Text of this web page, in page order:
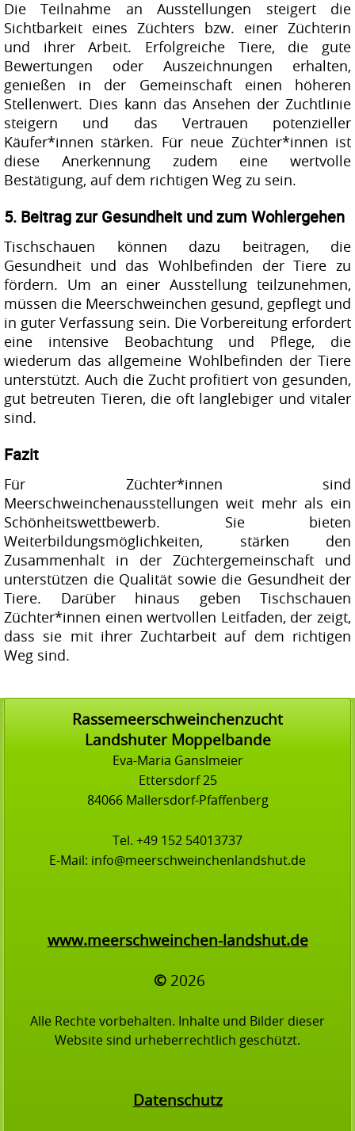
Die Teilnahme an Ausstellungen steigert die
Sichtbarkeit eines Züchters bzw. einer Züchterin
und ihrer Arbeit. Erfolgreiche Tiere, die gute
Bewertungen oder Auszeichnungen erhalten,
genießen in der Gemeinschaft einen höheren
Stellenwert. Dies kann das Ansehen der Zuchtlinie
steigern und das Vertrauen potenzieller
Käufer*innen stärken. Für neue Züchter*innen ist
diese Anerkennung zudem eine wertvolle
Bestätigung, auf dem richtigen Weg zu sein.
5. Beitrag zur Gesundheit und zum Wohlergehen
Tischschauen können dazu beitragen, die
Gesundheit und das Wohlbefinden der Tiere zu
fördern. Um an einer Ausstellung teilzunehmen,
müssen die Meerschweinchen gesund, gepflegt und
in guter Verfassung sein. Die Vorbereitung erfordert
eine intensive Beobachtung und Pflege, die
wiederum das allgemeine Wohlbefinden der Tiere
unterstützt. Auch die Zucht profitiert von gesunden,
gut betreuten Tieren, die oft langlebiger und vitaler
sind.
Fazit
Für Züchter*innen sind
Meerschweinchenausstellungen weit mehr als ein
Schönheitswettbewerb. Sie bieten
Weiterbildungsmöglichkeiten, stärken den
Zusammenhalt in der Züchtergemeinschaft und
unterstützen die Qualität sowie die Gesundheit der
Tiere. Darüber hinaus geben Tischschauen
Züchter*innen einen wertvollen Leitfaden, der zeigt,
dass sie mit ihrer Zuchtarbeit auf dem richtigen
Weg sind.
Rassemeerschweinchenzucht
Landshuter Moppelbande
Eva-Maria Ganslmeier
Ettersdorf 25
84066 Mallersdorf-Pfaffenberg
Tel. +49 152 54013737
E-Mail: info@meerschweinchenlandshut.de
www.meerschweinchen-landshut.de
© 2026
Alle Rechte vorbehalten. Inhalte und Bilder dieser
Website sind urheberrechtlich geschützt.
Datenschutz